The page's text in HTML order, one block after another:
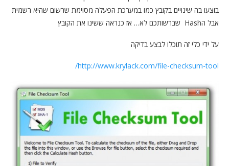
בוצעו בה שינויים בקובץ כמו במערכת הפעלה מסוימת שרשום שהיא רשמית
אבל הHash שברשותכם לא… אז כנראה ששינו את הקובץ
על ידי כלי זה תוכלו לבצע בדיקה
http://www.krylack.com/file-checksum-tool/